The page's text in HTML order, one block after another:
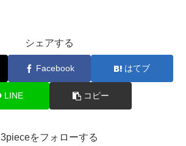
シェアする
Facebook はてブ
LINE コピー
3pieceをフォローする